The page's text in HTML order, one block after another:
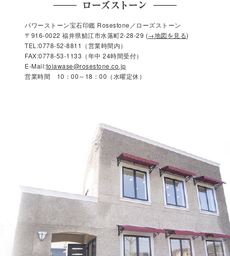
パワーストーン宝石印鑑 Rosestone／ローズストーン
〒916-0022 福井県鯖江市水落町2-28-29 (→地図を見る)
TEL:0778-52-8811（営業時間内）
FAX:0778-53-1133（年中 24時間受付）
E-Mail:toiawase@rosestone.co.jp
営業時間 10：00～18：00（水曜定休）